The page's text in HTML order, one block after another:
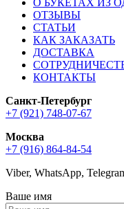
ОТЗЫВЫ
СТАТЬИ
КАК ЗАКАЗАТЬ
ДОСТАВКА
КОНТАКТЫ
Санкт-Петербург
+7 (921) 748-07-67
Москва
+7 (916) 864-84-54
Viber, WhatsApp,
Ваше имя